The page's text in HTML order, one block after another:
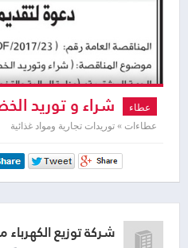
عطاء شراء و توريد
عطاءات » توريدات تجارية ومواد غذائية
شركة توزيع